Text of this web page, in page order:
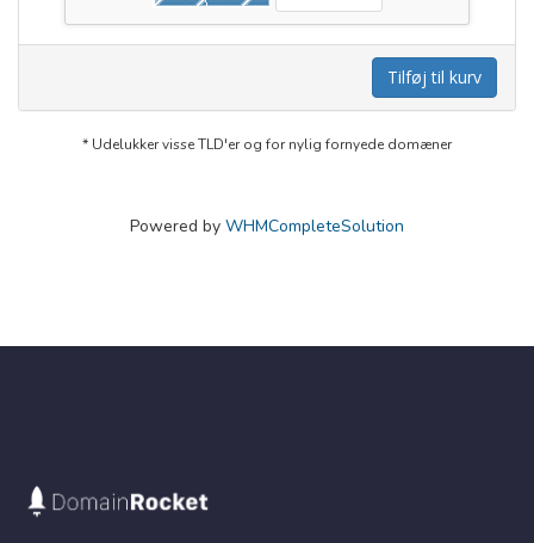
Tilføj til kurv
* Udelukker visse TLD'er og for nylig fornyede domæner
Powered by WHMCompleteSolution